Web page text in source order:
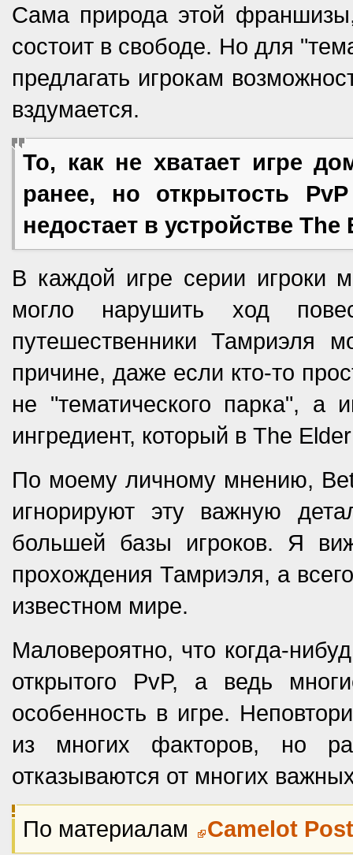
Сама природа этой
состоит в свободе. Но для
предлагать игрокам
вздумается.
То, как не хватает игре
ранее, но открытость
недостает в устройстве
В каждой игре серии игроки
могло нарушить ход
путешественники Тамриэля
причине, даже если кто-то
не "тематического парка", а
ингредиент, который в The
По моему личному мнению,
игнорируют эту важную
большей базы игроков. Я
прохождения Тамриэля, а
известном мире.
Маловероятно, что когда-
открытого PvP, а ведь
особенность в игре.
из многих факторов, но
отказываются от многих
По материалам Camelot Post